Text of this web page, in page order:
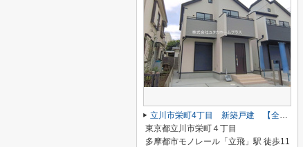
立川市栄町4丁目 新築戸建 【全2棟】
東京都立川市栄町４丁目
多摩都市モノレール「立飛」駅 徒歩11